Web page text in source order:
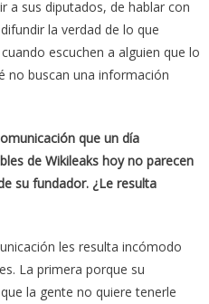
a sus diputados, de hablar con
la verdad de lo que
escuchen a alguien que lo
no buscan una información
que un día
de Wikileaks hoy no parecen
su fundador. ¿Le resulta
les resulta incómodo
La primera porque su
la gente no quiere tenerle